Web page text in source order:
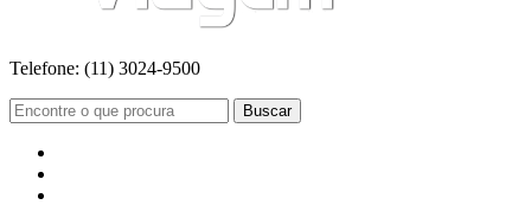
Telefone: (11) 3024-9500
Buscar